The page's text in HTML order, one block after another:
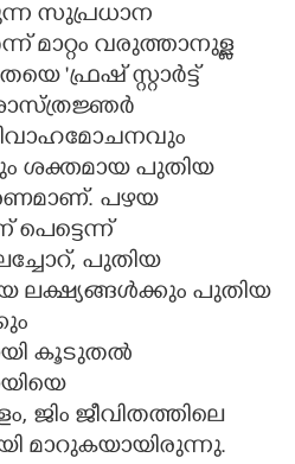
സുപ്രധാന
മാറ്റം വരുത്താനുള്ള
"ഫ്രഷ് സ്റ്റാർട്ട്
ശക്തമായ പുതിയ
പഴയ
പുതിയ
ലക്ഷ്യങ്ങൾക്കും പുതിയ
കൂടുതൽ
ജിം ജീവിതത്തിലെ
മാറുകയായിരുന്നു.